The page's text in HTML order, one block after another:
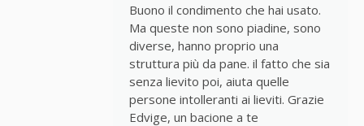
Buono il condimento che hai usato.
Ma queste non sono piadine, sono
diverse, hanno proprio una
struttura più da pane. il fatto che sia
senza lievito poi, aiuta quelle
persone intolleranti ai lieviti. Grazie
Edvige, un bacione a te